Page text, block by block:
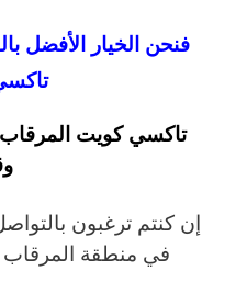
فنحن الخيار الأفضل
تاكسي كويت
إن كنتم ترغبون
في منطقة المرقاب